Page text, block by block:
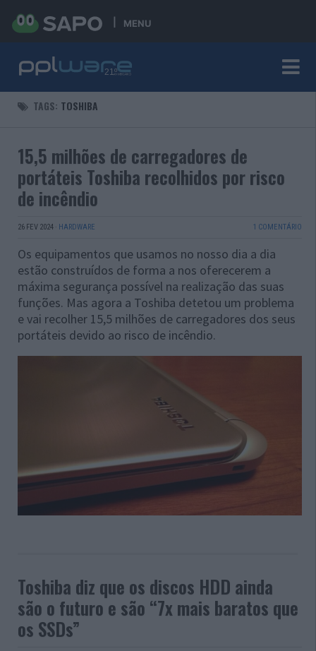
MENU
TAGS: TOSHIBA
15,5 milhões de carregadores de
portáteis Toshiba recolhidos por risco
de incêndio
26 FEV 2024 · HARDWARE 1 COMENTÁRIO
Os equipamentos que usamos no nosso dia a dia
estão construídos de forma a nos oferecerem a
máxima segurança possível na realização das suas
funções. Mas agora a Toshiba detetou um problema
e vai recolher 15,5 milhões de carregadores dos seus
portáteis devido ao risco de incêndio.
Toshiba diz que os discos HDD ainda
são o futuro e são “7x mais baratos que
os SSDs”